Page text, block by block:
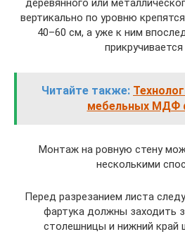
вертикально по уровню
40–60 см, а уже к ним
прикручивается
Читайте также:
мебельных МДФ
Монтаж на ровную стену
несколькими
Перед разрезанием листа
фартука должны заходить
столешницы и нижний край